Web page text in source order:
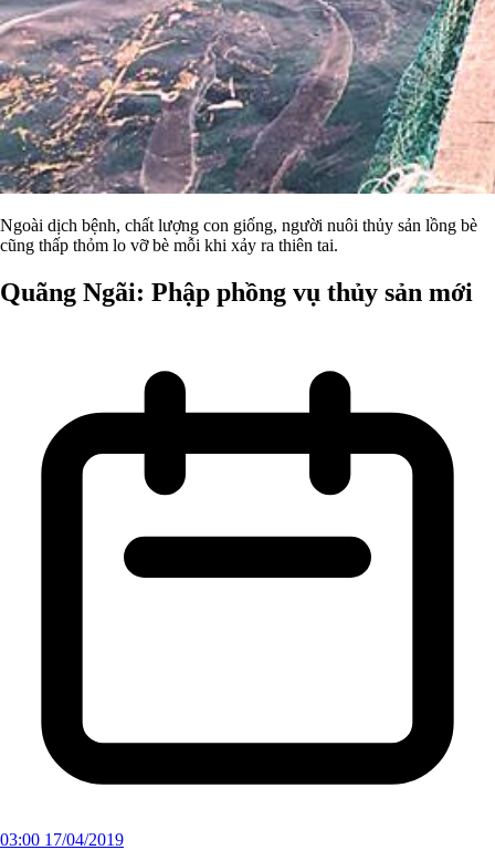
Ngoài dịch bệnh, chất lượng con giống, người nuôi thủy sản lồng bè
cũng thấp thỏm lo vỡ bè mỗi khi xảy ra thiên tai.
Quãng Ngãi: Phập phồng vụ thủy sản mới
03:00 17/04/2019